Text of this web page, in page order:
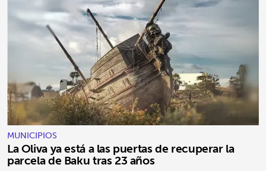
MUNICIPIOS
La Oliva ya está a las puertas de recuperar la
parcela de Baku tras 23 años